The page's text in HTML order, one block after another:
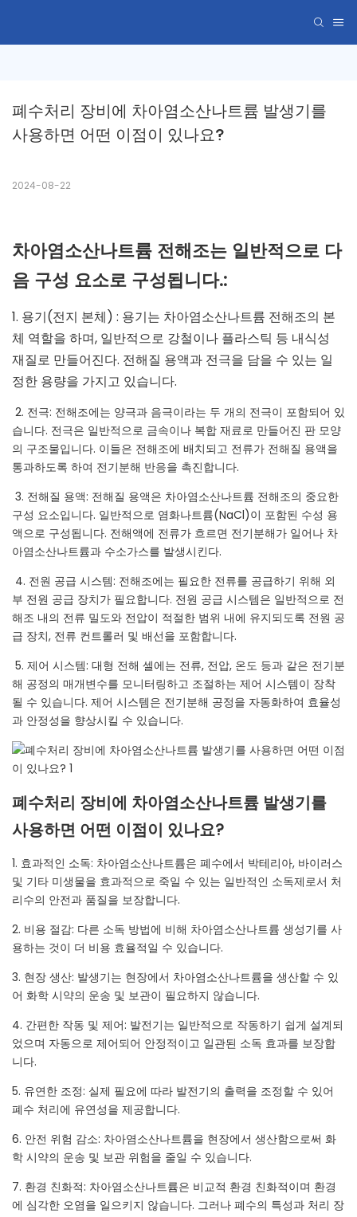
폐수처리 장비에 차아염소산나트륨 발생기를
사용하면 어떤 이점이 있나요?
2024-08-22
차아염소산나트륨 전해조는 일반적으로 다
음 구성 요소로 구성됩니다.:
1. 용기(전지 본체) : 용기는 차아염소산나트륨 전해조의 본
체 역할을 하며, 일반적으로 강철이나 플라스틱 등 내식성 ​​
재질로 만들어진다. 전해질 용액과 전극을 담을 수 있는 일
정한 용량을 가지고 있습니다.
2. 전극: 전해조에는 양극과 음극이라는 두 개의 전극이 포함되어 있
습니다. 전극은 일반적으로 금속이나 복합 재료로 만들어진 판 모양
의 구조물입니다. 이들은 전해조에 배치되고 전류가 전해질 용액을
통과하도록 하여 전기분해 반응을 촉진합니다.
3. 전해질 용액: 전해질 용액은 차아염소산나트륨 전해조의 중요한
구성 요소입니다. 일반적으로 염화나트륨(NaCl)이 포함된 수성 용
액으로 구성됩니다. 전해액에 전류가 흐르면 전기분해가 일어나 차
아염소산나트륨과 수소가스를 발생시킨다.
4. 전원 공급 시스템: 전해조에는 필요한 전류를 공급하기 위해 외
부 전원 공급 장치가 필요합니다. 전원 공급 시스템은 일반적으로 전
해조 내의 전류 밀도와 전압이 적절한 범위 내에 유지되도록 전원 공
급 장치, 전류 컨트롤러 및 배선을 포함합니다.
5. 제어 시스템: 대형 전해 셀에는 전류, 전압, 온도 등과 같은 전기분
해 공정의 매개변수를 모니터링하고 조절하는 제어 시스템이 장착
될 수 있습니다. 제어 시스템은 전기분해 공정을 자동화하여 효율성
과 안정성을 향상시킬 수 있습니다.
폐수처리 장비에 차아염소산나트륨 발생기를
사용하면 어떤 이점이 있나요?
1. 효과적인 소독: 차아염소산나트륨은 폐수에서 박테리아, 바이러스
및 기타 미생물을 효과적으로 죽일 수 있는 일반적인 소독제로서 처
리수의 안전과 품질을 보장합니다.
2. 비용 절감: 다른 소독 방법에 비해 차아염소산나트륨 생성기를 사
용하는 것이 더 비용 효율적일 수 있습니다.
3. 현장 생산: 발생기는 현장에서 차아염소산나트륨을 생산할 수 있
어 화학 시약의 운송 및 보관이 필요하지 않습니다.
4. 간편한 작동 및 제어: 발전기는 일반적으로 작동하기 쉽게 설계되
었으며 자동으로 제어되어 안정적이고 일관된 소독 효과를 보장합
니다.
5. 유연한 조정: 실제 필요에 따라 발전기의 출력을 조정할 수 있어
폐수 처리에 유연성을 제공합니다.
6. 안전 위험 감소: 차아염소산나트륨을 현장에서 생산함으로써 화
학 시약의 운송 및 보관 위험을 줄일 수 있습니다.
7. 환경 친화적: 차아염소산나트륨은 비교적 환경 친화적이며 환경
에 심각한 오염을 일으키지 않습니다. 그러나 폐수의 특성과 처리 장